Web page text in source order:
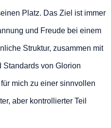
Platz. Das Ziel ist immer
und Freude bei einem
Struktur, zusammen mit
Standards von Glorion
mich zu einer sinnvollen
aber kontrollierter Teil